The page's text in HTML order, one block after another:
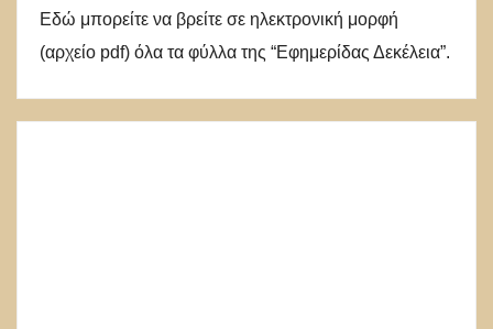
Εδώ μπορείτε να βρείτε σε ηλεκτρονική μορφή
(αρχείο pdf) όλα τα φύλλα της “Εφημερίδας Δεκέλεια”.